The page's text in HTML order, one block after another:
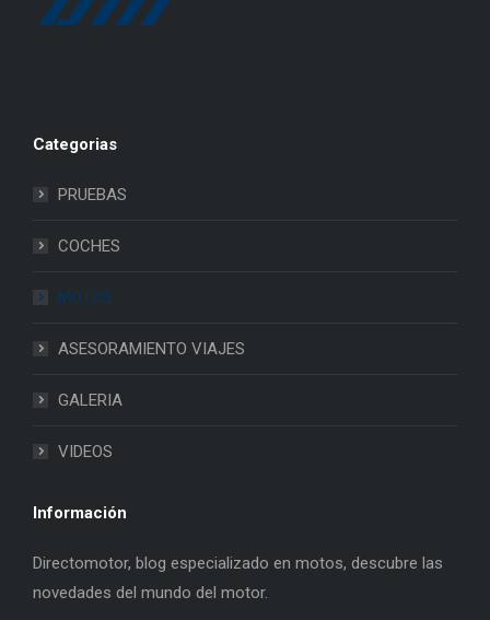
Categorias
PRUEBAS
COCHES
MOTOS
ASESORAMIENTO VIAJES
GALERIA
VIDEOS
Información
Directomotor, blog especializado en motos, descubre las
novedades del mundo del motor.